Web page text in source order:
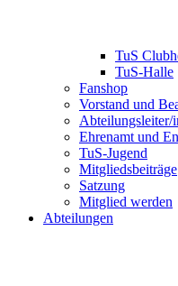
TuS
TuS-Halle
Fanshop
Vorstand und
Abteilungsleiter/
Ehrenamt und
TuS-Jugend
Mitgliedsbeiträge
Satzung
Mitglied werden
Abteilungen